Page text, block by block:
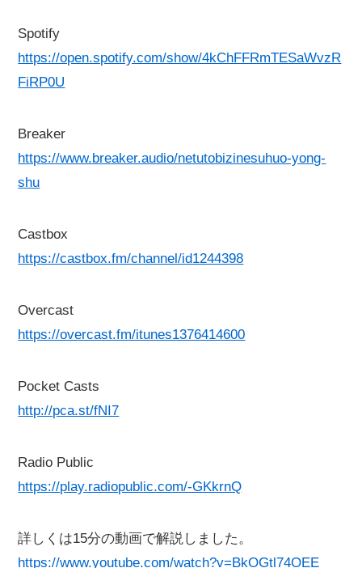
Spotify
https://open.spotify.com/show/4kChFFRmTESaWvzR
FiRP0U
Breaker
https://www.breaker.audio/netutobizinesuhuo-yong-
shu
Castbox
https://castbox.fm/channel/id1244398
Overcast
https://overcast.fm/itunes1376414600
Pocket Casts
http://pca.st/fNI7
Radio Public
https://play.radiopublic.com/-GKkrnQ
詳しくは15分の動画で解説しました。
https://www.youtube.com/watch?v=BkOGtl74OEE